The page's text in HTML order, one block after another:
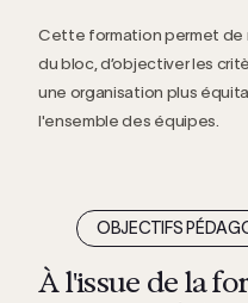
Cette formation permet
du bloc, d’objectiver les
une organisation plus
l'ensemble des équipes.
OBJECTIFS
À l'issue de la